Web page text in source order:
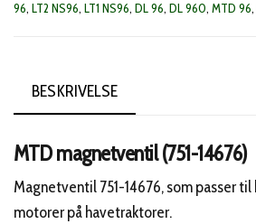
96, LT2 NS96, LT1 NS96, DL 96, DL 960, MTD 96,
BESKRIVELSE
MTD magnetventil (751-14676)
Magnetventil 751-14676, som passer
motorer på havetraktorer.